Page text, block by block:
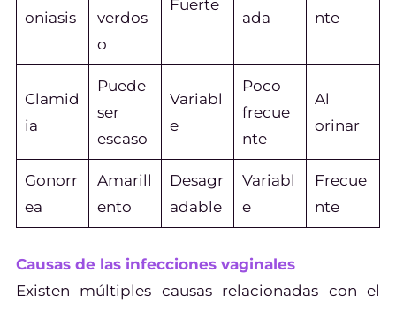
oniasis
verdos
o
Fuerte
ada
nte
Clamid
ia
Puede
ser
escaso
Variabl
e
Poco
frecue
nte
Al
orinar
Gonorr
ea
Amarill
ento
Desagr
adable
Variabl
e
Frecue
nte
Causas de las infecciones vaginales
Existen múltiples causas relacionadas con el